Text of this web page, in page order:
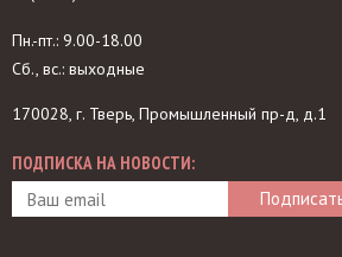
Пн.-пт.: 9.00-18.00
Сб., вс.: выходные
170028, г. Тверь, Промышленный пр-д, д.1
ПОДПИСКА НА НОВОСТИ: